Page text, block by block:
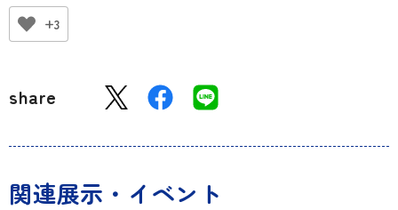
+3
share
関連展示・イベント